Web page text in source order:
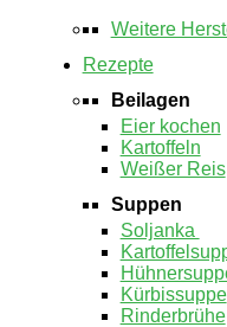
Weitere
Rezepte
Beilagen
Eier kochen
Kartoffeln
Weißer Reis
Suppen
Soljanka
Kürbissuppe
Rinderbrühe